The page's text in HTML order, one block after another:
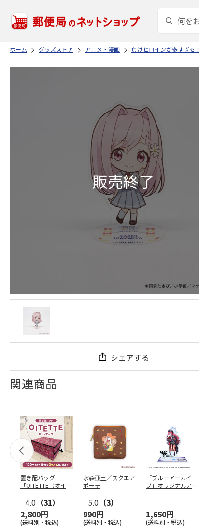
ホーム グッズストア アニメ・漫画 負けヒロインが多すぎる！
シェアする
関連商品
置き配バッグ
「OITETTE（オイテ
4.0 （31）
2,800円
(送料別・税込)
水森亜土／スクエア
ポーチ
5.0 （3）
990円
(送料別・税込)
「ブルーアーカイ
ブ」オリジナルアク
1,650円
(送料別・税込)